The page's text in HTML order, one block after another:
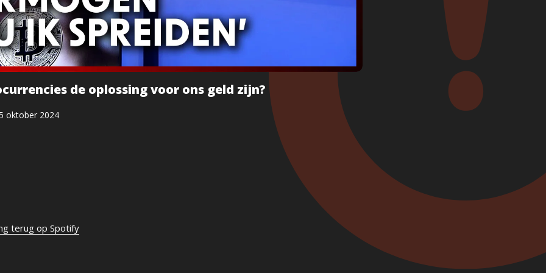
de oplossing voor ons geld zijn?
oktober 2024
terug op Spotify